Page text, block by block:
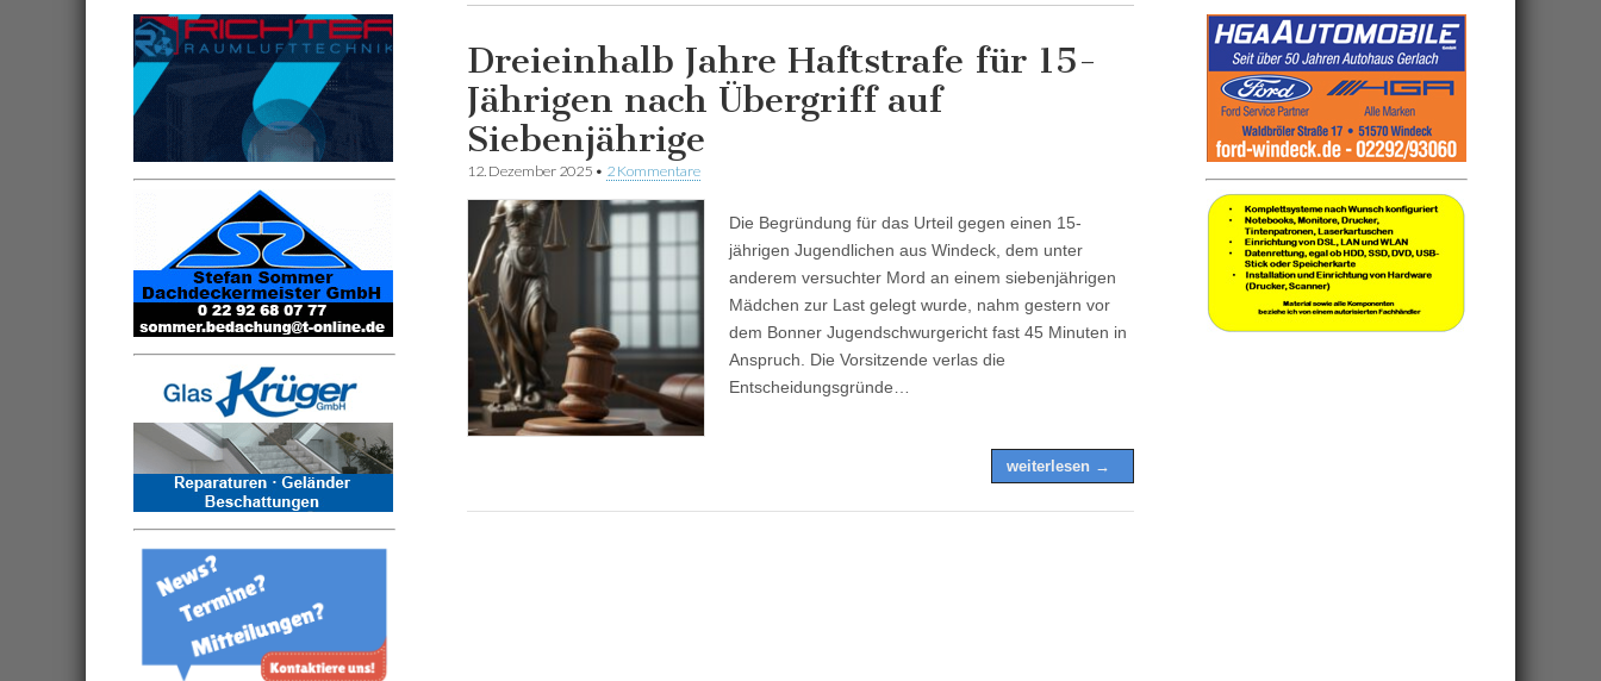
Dreieinhalb Jahre Haftstrafe für 15-
Jährigen nach Übergriff auf
Siebenjährige
12. Dezember 2025 • 2 Kommentare
Die Begründung für das Urteil gegen einen 15-
jährigen Jugendlichen aus Windeck, dem unter
anderem versuchter Mord an einem siebenjährigen
Mädchen zur Last gelegt wurde, nahm gestern vor
dem Bonner Jugendschwurgericht fast 45 Minuten in
Anspruch. Die Vorsitzende verlas die
Entscheidungsgründe…
weiterlesen →